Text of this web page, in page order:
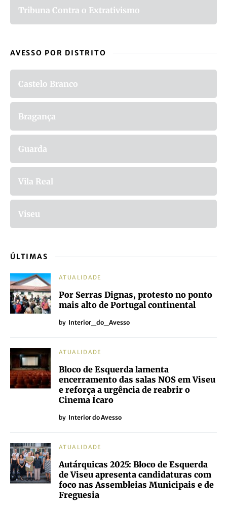
Tribuna Contra o Extrativismo
AVESSO POR DISTRITO
Castelo Branco
Bragança
Guarda
Vila Real
Viseu
ÚLTIMAS
ATUALIDADE
Por Serras Dignas, protesto no ponto
mais alto de Portugal continental
by Interior_do_Avesso
ATUALIDADE
Bloco de Esquerda lamenta
encerramento das salas NOS em Viseu
e reforça a urgência de reabrir o
Cinema Ícaro
by Interior do Avesso
ATUALIDADE
Autárquicas 2025: Bloco de Esquerda
de Viseu apresenta candidaturas com
foco nas Assembleias Municipais e de
Freguesia